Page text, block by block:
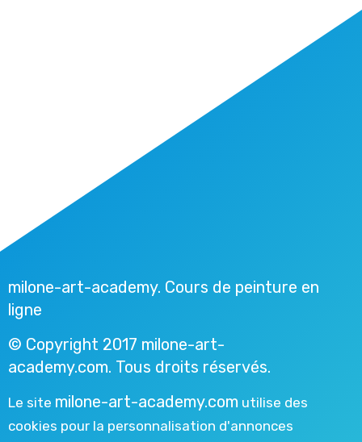
milone-art-academy. Cours de peinture en
ligne
© Copyright 2017 milone-art-
academy.com. Tous droits réservés.
Le site milone-art-academy.com utilise des
cookies pour la personnalisation d'annonces